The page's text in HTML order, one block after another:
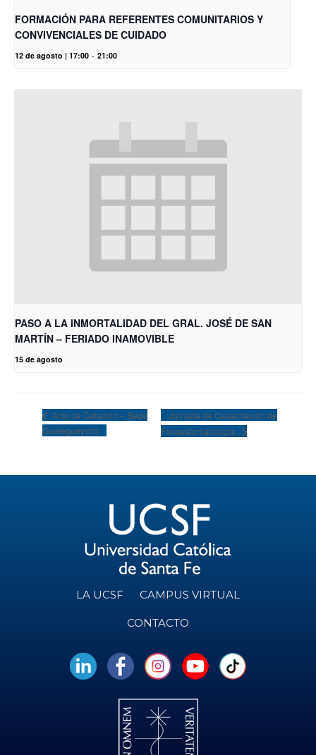
FORMACIÓN PARA REFERENTES COMUNITARIOS Y
CONVIVENCIALES DE CUIDADO
12 de agosto | 17:00 - 21:00
PASO A LA INMORTALIDAD DEL GRAL. JOSÉ DE SAN
MARTÍN – FERIADO INAMOVIBLE
15 de agosto
Acto de Colación – Sede
Gualeguaychú
Jornada de Capacitación de
Fonoestomatología.
LA UCSF CAMPUS VIRTUAL
CONTACTO